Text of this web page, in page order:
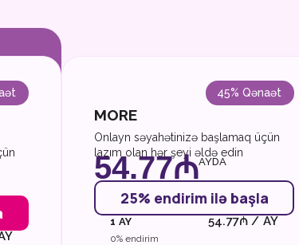
45% Qənaət
MORE
Onlayn səyahətinizə başlamaq üçün
lazım olan hər şeyi əldə edin
54.77₼AYDA
25% endirim ilə başla
1 AY 54.77₼ / AY
0% endirim